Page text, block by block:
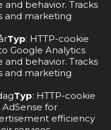
and behavior. Tracks
and marketing
Typ: HTTP-cookie
Google Analytics
and behavior. Tracks
and marketing
Typ: HTTP-cookie
for
efficiency